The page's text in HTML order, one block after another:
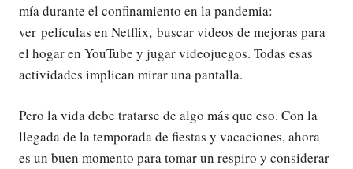
mía durante el confinamiento en la pandemia:
ver películas en Netflix, buscar videos de mejoras para
el hogar en YouTube y jugar videojuegos. Todas esas
actividades implican mirar una pantalla.
Pero la vida debe tratarse de algo más que eso. Con la
llegada de la temporada de fiestas y vacaciones, ahora
es un buen momento para tomar un respiro y considerar